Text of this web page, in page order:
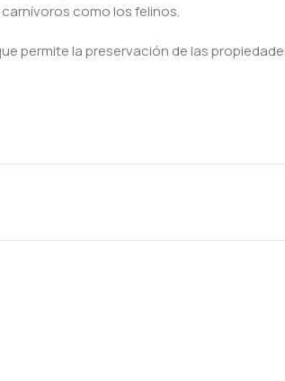
como los felinos.
permite la preservación de las